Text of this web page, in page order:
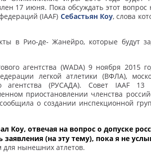
17 июня. Пока обсуждать этот вопрос
(IAAF) Себастьян Коу, слова
в Рио-де- Жанейро, которые будут
агентства (WADА) 9 ноября 2015
легкой атлетики (ВФЛА),
агентства (РУСАДА). Совет IAAF
приостановлении членства
о создании инспекционной
Коу, отвечая на вопрос о допуске
(на эту тему), пока я не
для нынешних атлетов.